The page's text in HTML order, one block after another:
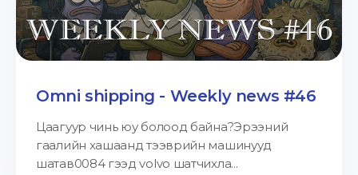
Omni shipping - Weekly news #46
Цаагуур чинь юу болоод байна?Эрээний
гаалийн хашаанд тээврийн машинууд
шатав0084 гээд volvo шатчихла...